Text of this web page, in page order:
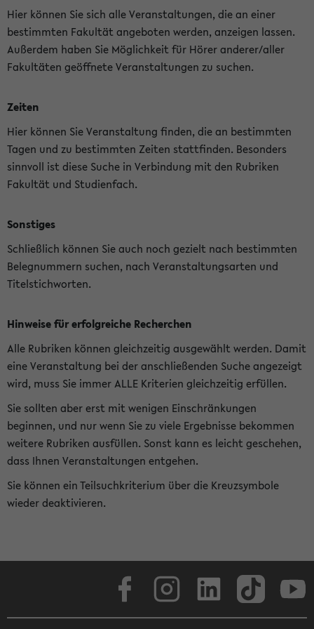
Hier können Sie sich alle Veranstaltungen, die an einer
bestimmten Fakultät angeboten werden, anzeigen lassen.
Außerdem haben Sie Möglichkeit für Hörer anderer/aller
Fakultäten geöffnete Veranstaltungen zu suchen.
Zeiten
Hier können Sie Veranstaltung finden, die an bestimmten
Tagen und zu bestimmten Zeiten stattfinden. Besonders
sinnvoll ist diese Suche in Verbindung mit den Rubriken
Fakultät und Studienfach.
Sonstiges
Schließlich können Sie auch noch gezielt nach bestimmten
Belegnummern suchen, nach Veranstaltungsarten und
Titelstichworten.
Hinweise für erfolgreiche Recherchen
Alle Rubriken können gleichzeitig ausgewählt werden. Damit
eine Veranstaltung bei der anschließenden Suche angezeigt
wird, muss Sie immer ALLE Kriterien gleichzeitig erfüllen.
Sie sollten aber erst mit wenigen Einschränkungen
beginnen, und nur wenn Sie zu viele Ergebnisse bekommen
weitere Rubriken ausfüllen. Sonst kann es leicht geschehen,
dass Ihnen Veranstaltungen entgehen.
Sie können ein Teilsuchkriterium über die Kreuzsymbole
wieder deaktivieren.